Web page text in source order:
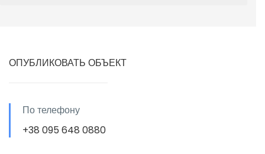
ОПУБЛИКОВАТЬ ОБЪЕКТ
По телефону
+38 095 648 0880